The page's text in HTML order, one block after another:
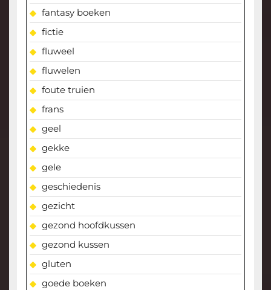
fantasy boeken
fictie
fluweel
fluwelen
foute truien
frans
geel
gekke
gele
geschiedenis
gezicht
gezond hoofdkussen
gezond kussen
gluten
goede boeken